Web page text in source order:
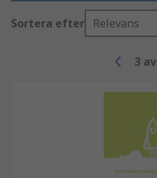
Sortera efter Relevans
3 av